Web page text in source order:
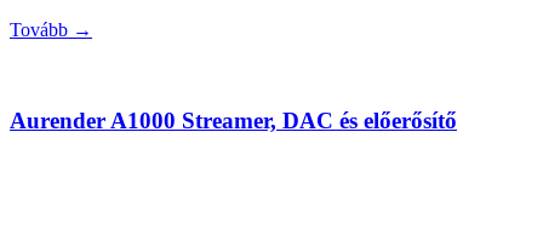
Tovább →
Aurender A1000 Streamer, DAC és előerősítő